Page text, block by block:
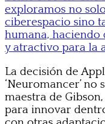
exploramos no
ciberespacio sino
humana, haciendo
y atractivo para la
La decisión de
‘Neuromancer’ no
maestra de
para innovar